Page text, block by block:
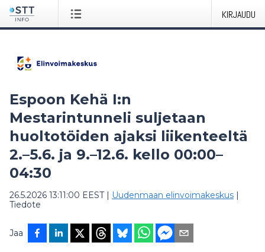
KIRJAUDU
Espoon Kehä I:n
Mestarintunneli suljetaan
huoltotöiden ajaksi liikenteeltä
2.–5.6. ja 9.–12.6. kello 00:00–
04:30
26.5.2026 13:11:00 EEST| Uudenmaan elinvoimakeskus |
Tiedote
Jaa